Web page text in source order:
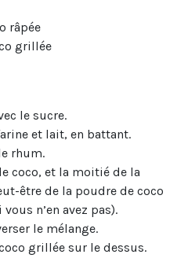
râpée
grillée
le sucre.
et lait, en battant.
rhum.
coco, et la moitié de la
être de la poudre de coco
n’en avez pas).
le mélange.
grillée sur le dessus.